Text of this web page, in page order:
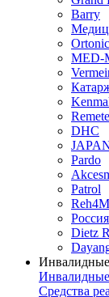
Barry
MED-
DHC
Pardo
Patrol
Россия
Dietz
Инвалидные
Средства